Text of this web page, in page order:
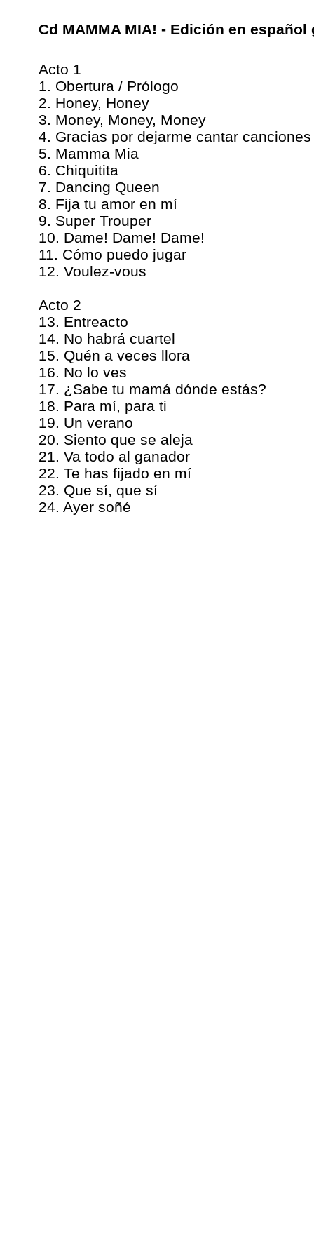
Cd MAMMA MIA! - Edición en
Acto 1
1. Obertura / Prólogo
2. Honey, Honey
3. Money, Money, Money
4. Gracias por dejarme cantar canciones
5. Mamma Mia
6. Chiquitita
7. Dancing Queen
8. Fija tu amor en mí
9. Super Trouper
10. Dame! Dame! Dame!
11. Cómo puedo jugar
12. Voulez-vous
Acto 2
13. Entreacto
14. No habrá cuartel
15. Quén a veces llora
16. No lo ves
17. ¿Sabe tu mamá dónde estás?
18. Para mí, para ti
19. Un verano
20. Siento que se aleja
21. Va todo al ganador
22. Te has fijado en mí
23. Que sí, que sí
24. Ayer soñé